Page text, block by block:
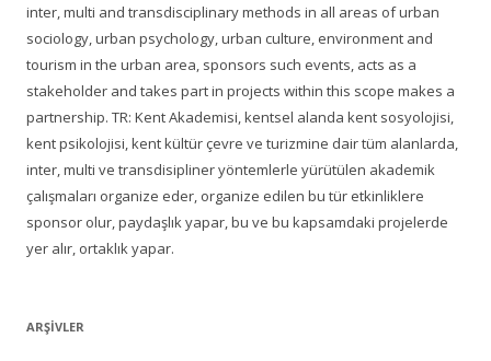
inter, multi and transdisciplinary methods in all areas of urban
sociology, urban psychology, urban culture, environment and
tourism in the urban area, sponsors such events, acts as a
stakeholder and takes part in projects within this scope makes a
partnership. TR: Kent Akademisi, kentsel alanda kent sosyolojisi,
kent psikolojisi, kent kültür çevre ve turizmine dair tüm alanlarda,
inter, multi ve transdisipliner yöntemlerle yürütülen akademik
çalışmaları organize eder, organize edilen bu tür etkinliklere
sponsor olur, paydaşlık yapar, bu ve bu kapsamdaki projelerde
yer alır, ortaklık yapar.
ARŞIVLER